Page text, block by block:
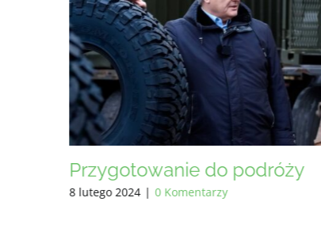
Druga podróż na linię frontu w
2024 roku